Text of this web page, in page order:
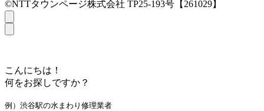
©NTTタウンページ株式会社 TP25-193号【261029】
こんにちは！
何をお探しですか？
例）渋谷駅の水まわり修理業者